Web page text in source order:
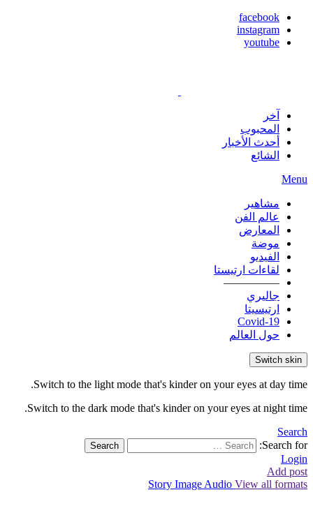
facebook
instagram
youtube
آخر
المحبوب
أحدث الأخبار
الشائع
Menu
مشاهير
عالم الفن
المعارض
موضة
الفيديو
لقاءات ارتيستا
—————
جاليري
ارتيسيتا
Covid-19
حول العالم
Switch skin
Switch to the light mode that's kinder on your eyes at day time.
Switch to the dark mode that's kinder on your eyes at night time.
Search
Search for:
Search
Login
Add post
Story Image Audio View all formats